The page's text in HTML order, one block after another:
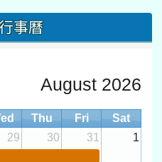
事曆
August 2026
Thu Fri
Sat
29 30 31 1